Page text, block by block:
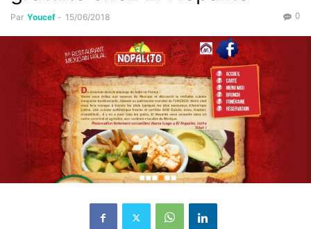
Par Youcef - 15/06/2018 0